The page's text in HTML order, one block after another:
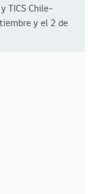
TICS Chile-
y el 2 de